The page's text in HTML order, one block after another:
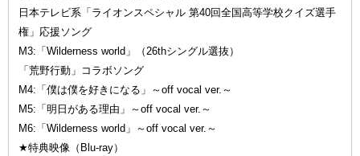
日本テレビ系「ライオンスペシャル 第40回全国高等学校クイズ選手
権」応援ソング
M3:「Wilderness world」（26thシングル選抜）
「荒野行動」コラボソング
M4:「僕は僕を好きになる」～off vocal ver.～
M5:「明日がある理由」～off vocal ver.～
M6:「Wilderness world」～off vocal ver.～
★特典映像（Blu-ray）